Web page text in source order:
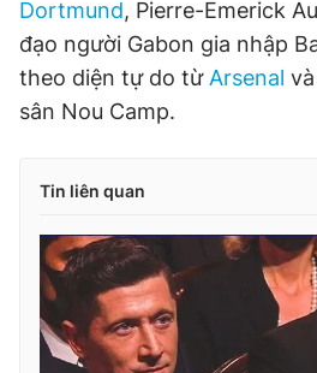
Dortmund, Pierre-Emerick
đạo người Gabon gia nhập
theo diện tự do từ Arsenal
sân Nou Camp.
Tin liên quan